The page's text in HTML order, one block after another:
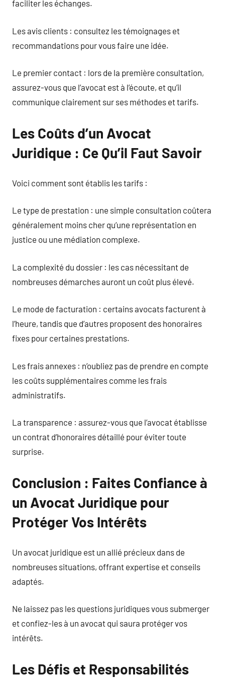
faciliter les échanges.
Les avis clients : consultez les témoignages et
recommandations pour vous faire une idée.
Le premier contact : lors de la première consultation,
assurez-vous que l’avocat est à l’écoute, et qu’il
communique clairement sur ses méthodes et tarifs.
Les Coûts d’un Avocat
Juridique : Ce Qu’il Faut Savoir
Voici comment sont établis les tarifs :
Le type de prestation : une simple consultation coûtera
généralement moins cher qu’une représentation en
justice ou une médiation complexe.
La complexité du dossier : les cas nécessitant de
nombreuses démarches auront un coût plus élevé.
Le mode de facturation : certains avocats facturent à
l’heure, tandis que d’autres proposent des honoraires
fixes pour certaines prestations.
Les frais annexes : n’oubliez pas de prendre en compte
les coûts supplémentaires comme les frais
administratifs.
La transparence : assurez-vous que l’avocat établisse
un contrat d’honoraires détaillé pour éviter toute
surprise.
Conclusion : Faites Confiance à
un Avocat Juridique pour
Protéger Vos Intérêts
Un avocat juridique est un allié précieux dans de
nombreuses situations, offrant expertise et conseils
adaptés.
Ne laissez pas les questions juridiques vous submerger
et confiez-les à un avocat qui saura protéger vos
intérêts.
Les Défis et Responsabilités